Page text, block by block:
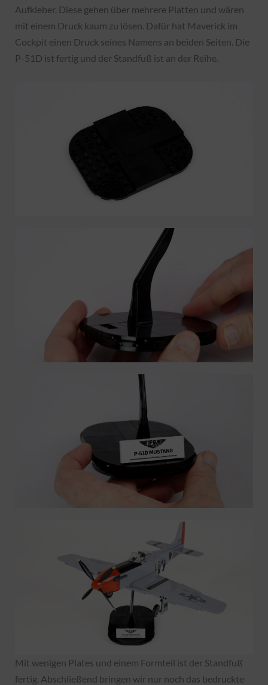
Aufkleber. Diese gehen über mehrere Platten und wären
mit einem Druck kaum zu lösen. Dafür hat Maverick im
Cockpit einen Druck seines Namens an beiden Seiten. Die
P-51D ist fertig und der Standfuß ist an der Reihe.
Mit wenigen Plates und einem Formteil ist der Standfuß
fertig. Abschließend bringen wir nur noch das bedruckte